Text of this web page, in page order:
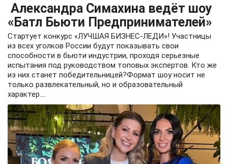
Александра Симахина ведёт шоу
«Батл Бьюти Предпринимателей»
Стартует конкурс «ЛУЧШАЯ БИЗНЕС-ЛЕДИ»! Участницы
из всех уголков России будут показывать свои
способности в бьюти индустрии, проходя серьезные
испытания под руководством топовых экспертов. Кто же
из них станет победительницей?Формат шоу носит не
только развлекательный, но и образовательный
характер....